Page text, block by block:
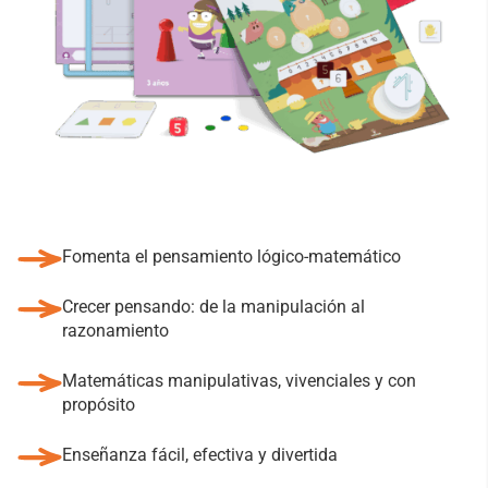
Fomenta el pensamiento lógico-matemático
Crecer pensando: de la manipulación al
razonamiento
Matemáticas manipulativas, vivenciales y con
propósito
Enseñanza fácil, efectiva y divertida